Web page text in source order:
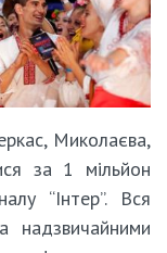
Миколаєва,
за 1 мільйон
“Інтер”. Вся
надзвичайними